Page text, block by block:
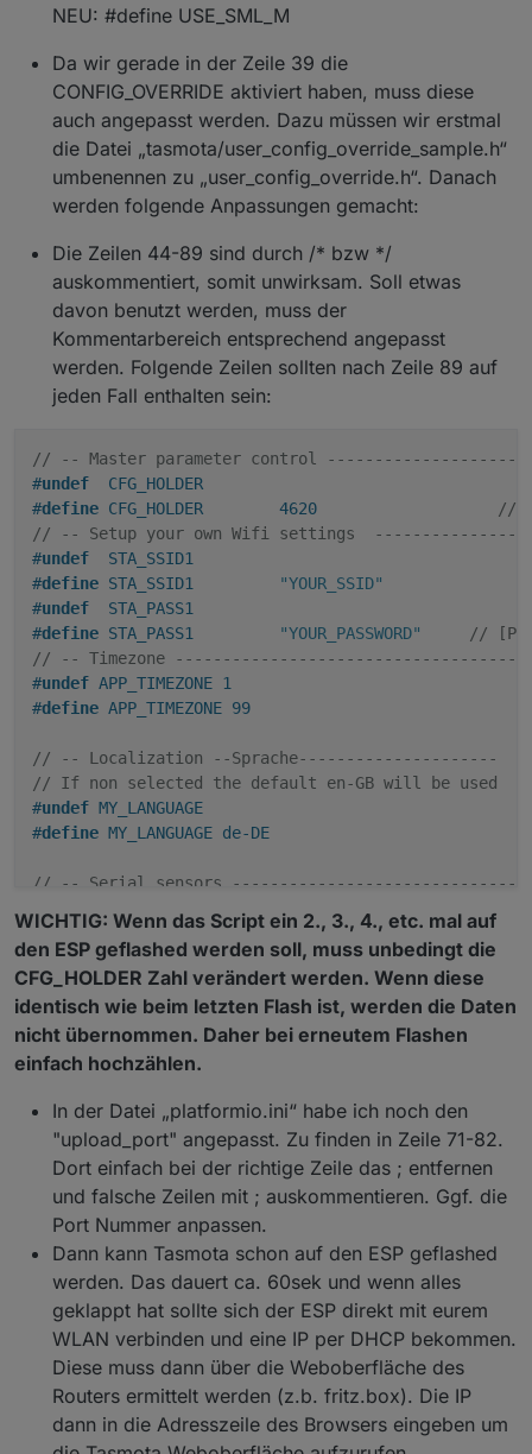
NEU: #define USE_SML_M
Da wir gerade in der Zeile 39 die
CONFIG_OVERRIDE aktiviert haben, muss diese
auch angepasst werden. Dazu müssen wir erstmal
die Datei „tasmota/user_config_override_sample.h“
umbenennen zu „user_config_override.h“. Danach
werden folgende Anpassungen gemacht:
Die Zeilen 44-89 sind durch /* bzw */
auskommentiert, somit unwirksam. Soll etwas
davon benutzt werden, muss der
Kommentarbereich entsprechend angepasst
werden. Folgende Zeilen sollten nach Zeile 89 auf
jeden Fall enthalten sein:
// -- Master parameter control --------------------
#undef
  CFG_HOLDER
#define CFG_HOLDER        4620
//
// -- Setup your own Wifi settings  ---------------
#undef
  STA_SSID1
#define STA_SSID1 "YOUR_SSID"
#undef
  STA_PASS1
#define STA_PASS1 "YOUR_PASSWORD"
//
// -- Timezone ------------------------------------
#undef APP_TIMEZONE 1
#define APP_TIMEZONE 99
// -- Localization --Sprache---------------------
// If non selected the default en-GB will be used
#undef MY_LANGUAGE
#define MY_LANGUAGE de-DE
// -- Serial sensors ------------------------------
// (SmartMetering für Stromzähler xsns_53_SML.ino)
#undef USE_SML_M
#define USE_SML_M
// -- WEB_Display --------------------------
#define USE_SCRIPT_WEB_DISPLAY
//um rules zu verwenden gar nichts tun
// -- um scripter zu verwenden
undef
USE_RULES
define USE_SCRIPT
WICHTIG: Wenn das Script ein 2., 3., 4., etc. mal auf
den ESP geflashed werden soll, muss unbedingt die
CFG_HOLDER Zahl verändert werden. Wenn diese
identisch wie beim letzten Flash ist, werden die Daten
nicht übernommen. Daher bei erneutem Flashen
einfach hochzählen.
In der Datei „platformio.ini“ habe ich noch den
"upload_port" angepasst. Zu finden in Zeile 71-82.
Dort einfach bei der richtige Zeile das ; entfernen
und falsche Zeilen mit ; auskommentieren. Ggf. die
Port Nummer anpassen.
Dann kann Tasmota schon auf den ESP geflashed
werden. Das dauert ca. 60sek und wenn alles
geklappt hat sollte sich der ESP direkt mit eurem
WLAN verbinden und eine IP per DHCP bekommen.
Diese muss dann über die Weboberfläche des
Routers ermittelt werden (z.b. fritz.box). Die IP
dann in die Adresszeile des Browsers eingeben um